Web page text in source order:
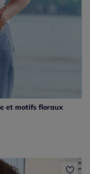
et motifs floraux